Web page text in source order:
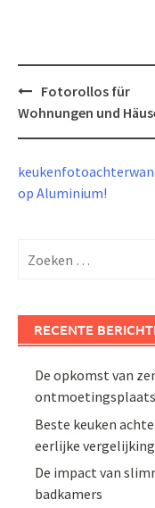
Bericht
navigatie
Fotorollos für
Wohnungen und
op Aluminium!
naar:
RECENTE
De opkomst van
Beste keuken
eerlijke vergelijking
De impact van
badkamers